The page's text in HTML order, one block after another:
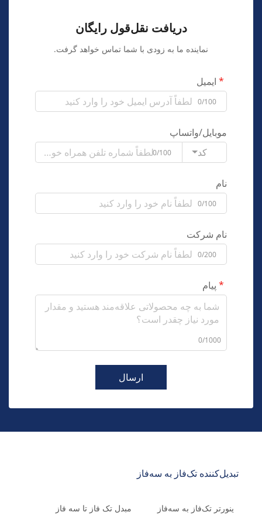
دریافت نقل‌قول رایگان
نماینده ما به زودی با شما تماس خواهد گرفت.
ایمیل
0/100
موبایل/واتساپ
کد
0/100
نام
0/100
نام شرکت
0/200
پیام
0/1000
ارسال
تبدیل‌کننده تک‌فاز به سه‌فاز
ینورتر تک‌فاز به سه‌فاز مبدل تک فاز تا سه فاز